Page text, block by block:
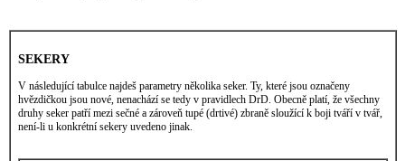
SEKERY
V následující tabulce najdeš parametry několika seker. Ty, které jsou označeny
hvězdičkou jsou nové, nenachází se tedy v pravidlech DrD. Obecně platí, že všechny
druhy seker patří mezi sečné a zároveň tupé (drtivé) zbraně sloužící k boji tváří v tvář,
není-li u konkrétní sekery uvedeno jinak.